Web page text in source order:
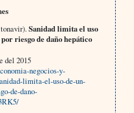
Sanidad limita el uso
riesgo de daño hepático
del 2015
negocios-y-
limita-el-uso-de-un-
de-dano-